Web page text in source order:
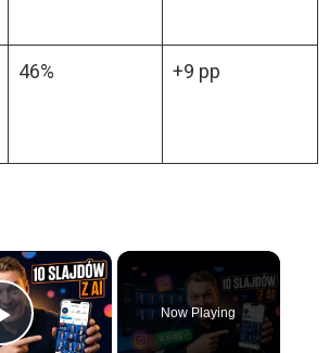
46% +9 pp
×
Now Playing